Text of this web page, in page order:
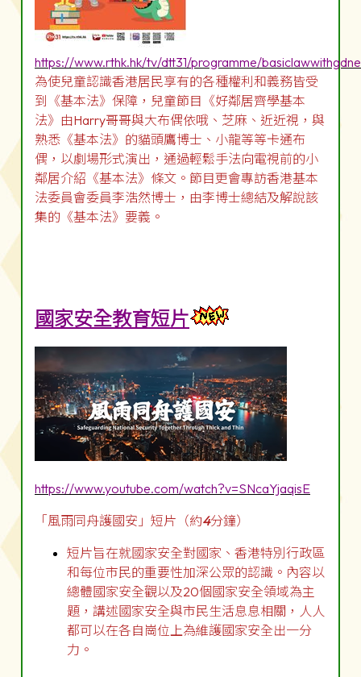
https://www.rthk.hk/tv/dtt31/programme/
為使兒童認識香港居民享有的各種權利和義務皆受
到《基本法》保障，兒童節目《好鄰居齊學基本
法》由Harry哥哥與大布偶依哦、芝麻、近近視，與
熟悉《基本法》的貓頭鷹博士、小龍等等卡通布
偶，以劇場形式演出，通過輕鬆手法向電視前的小
鄰居介紹《基本法》條文。節目更會專訪香港基本
法委員會委員李浩然博士，由李博士總結及解說該
集的《基本法》要義。
國家安全教育短片
https://www.youtube.com/watch?v=SNcaYjaqisE
「風雨同舟護國安」短片（約4分鐘）
短片旨在就國家安全對國家、香港特別行政區
和每位市民的重要性加深公眾的認識。內容以
總體國家安全觀以及20個國家安全領域為主
題，講述國家安全與市民生活息息相關，人人
都可以在各自崗位上為維護國家安全出一分
力。